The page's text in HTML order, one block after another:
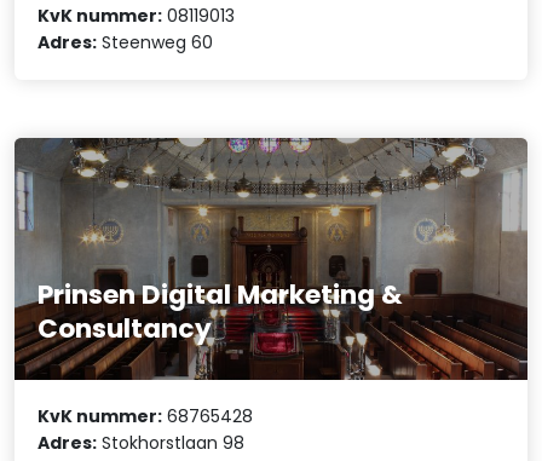
KvK nummer: 08119013
Adres: Steenweg 60
Prinsen Digital Marketing &
Consultancy
KvK nummer: 68765428
Adres: Stokhorstlaan 98